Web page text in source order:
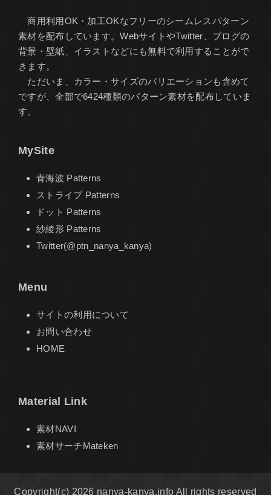
商用利用OK・加工OKなフリーのシームレスパターン
素材を配布しています。WebサイトやTwitter、ブログの
背景・壁紙、イラストなどにも無料で利用することがで
きます。
ただいま、カラー・サイズのバリエーションも含めて
ですが、全部で6424種類のパターン素材を配布していま
す。
MySite
青海波 Patterns
ストライプ Patterns
ドット Patterns
紗綾形 Patterns
Twitter(@ptn_nanya_kanya)
Menu
サイトの利用について
お問い合わせ
HOME
Material Link
素材NAVI
素材サーチMateken
Copyright(c) 2026 nanya-kanya.info All rights reserved